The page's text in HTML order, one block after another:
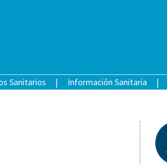
Sanitarios Información Sanitaria